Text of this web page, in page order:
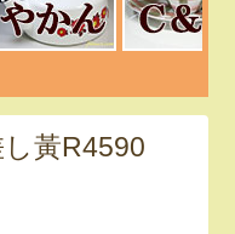
黃R4590